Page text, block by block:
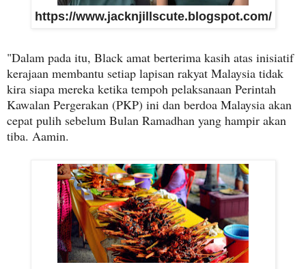
https://www.jacknjillscute.blogspot.com/
"Dalam pada itu, Black amat berterima kasih atas inisiatif
kerajaan membantu setiap lapisan rakyat Malaysia tidak
kira siapa mereka ketika tempoh pelaksanaan Perintah
Kawalan Pergerakan (PKP) ini dan berdoa Malaysia akan
cepat pulih sebelum Bulan Ramadhan yang hampir akan
tiba. Aamin.